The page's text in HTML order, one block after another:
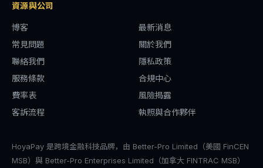
資源與公司
博客
最新消息
常見問題
關於我們
聯絡我們
隱私政策
服務條款
合規中心
費率表
風險揭露
客訴流程
執照與合作夥伴
HoyaPay 是跨境金融科技品牌，由 Better-Pro Limited（美國 FinCEN
MSB）與 Better-Pro Enterprises Limited（加拿大 FINTRAC MSB）